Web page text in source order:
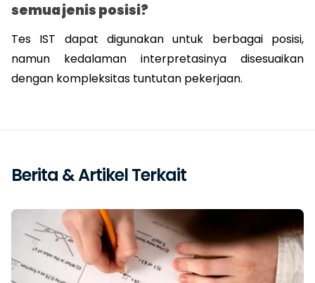
semua jenis posisi?
Tes IST dapat digunakan untuk berbagai posisi,
namun kedalaman interpretasinya disesuaikan
dengan kompleksitas tuntutan pekerjaan.
Berita & Artikel Terkait